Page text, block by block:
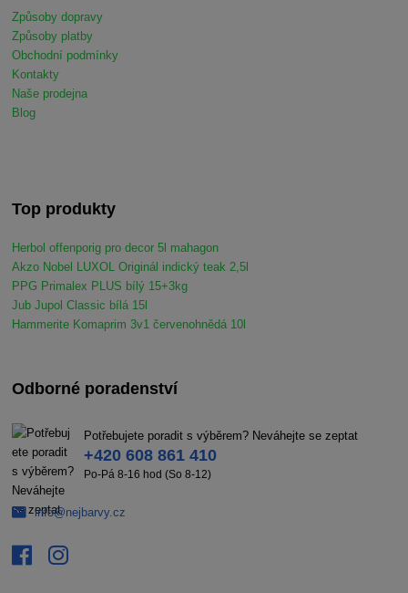
Způsoby dopravy
Způsoby platby
Obchodní podmínky
Kontakty
Naše prodejna
Blog
Top produkty
Herbol offenporig pro decor 5l mahagon
Akzo Nobel LUXOL Originál indický teak 2,5l
PPG Primalex PLUS bílý 15+3kg
Jub Jupol Classic bílá 15l
Hammerite Komaprim 3v1 červenohnědá 10l
Odborné poradenství
Potřebujete poradit s výběrem? Neváhejte se zeptat
+420 608 861 410
Po-Pá 8-16 hod (So 8-12)
info@nejbarvy.cz